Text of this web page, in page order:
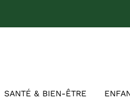
SANTÉ & BIEN-ÊTRE